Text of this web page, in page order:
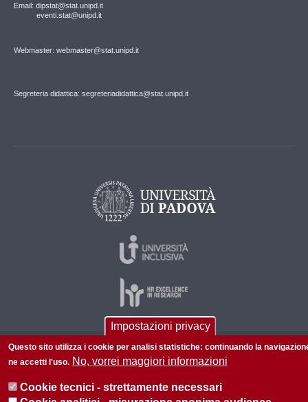
Email: dipstat@stat.unipd.it
eventi.stat@unipd.it
Webmaster: webmaster@stat.unipd.it
Segreteria didattica: segreteriadidattica@stat.unipd.it
© 2026 Università di Padova - Tutti i diritti riservati
P.I. 00742430283 C.F. 80006480281
Impostazioni privacy
Questo sito utilizza i cookie per analisi statistiche: continuando la
ne accetti l'uso. No, vorrei maggiori informazioni
Cookie tecnici - strettamente necessari